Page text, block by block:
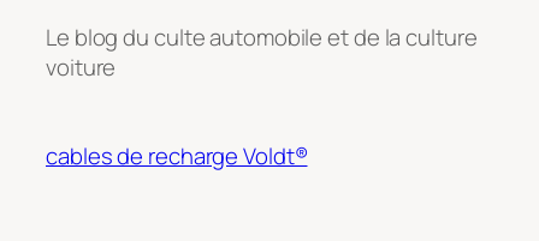
Le blog du culte automobile et de la culture
voiture
cables de recharge Voldt®